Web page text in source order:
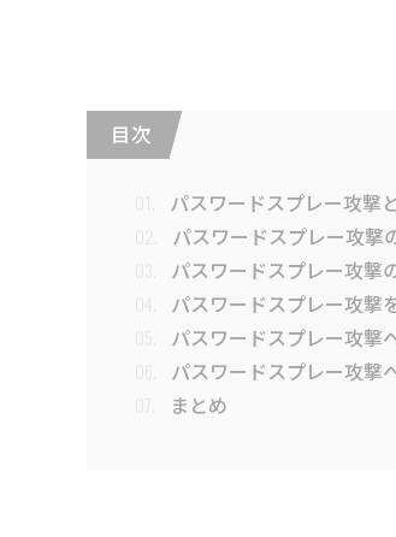
目 次
パスワードスプレー攻撃
パスワードスプレー攻撃
パスワードスプレー攻撃
パスワードスプレー攻撃
パスワードスプレー攻撃
パスワードスプレー攻撃
まとめ